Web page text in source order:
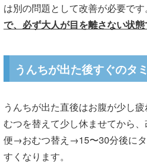
は別の問題として改善が必要です。
で、必ず大人が目を離さない状
うんちが出た後すぐのタ
うんちが出た直後はお腹が少し
むつを替えて少し休ませてから
便→おむつ替え→15〜30分後に
すくなります。